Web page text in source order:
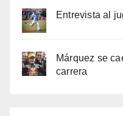
Entrevista al
Márquez se
carrera